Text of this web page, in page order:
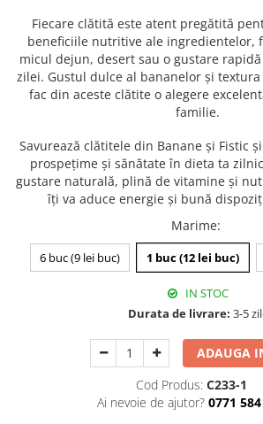
Fiecare clătită este atent pregătită
beneficiile nutritive ale ingredientelor,
micul dejun, desert sau o gustare
zilei. Gustul dulce al bananelor și
fac din aceste clătite o alegere
familie.
Savurează clătitele din Banane și Fistic
prospețime și sănătate în dieta ta
gustare naturală, plină de vitamine și
îți va aduce energie și bună
Marime:
6 buc (9 lei buc) 1 buc (12 lei buc)
IN STOC
Durata de livrare: 3-5
ADAUGA
Cod Produs: C233-1
Ai nevoie de ajutor? 0771